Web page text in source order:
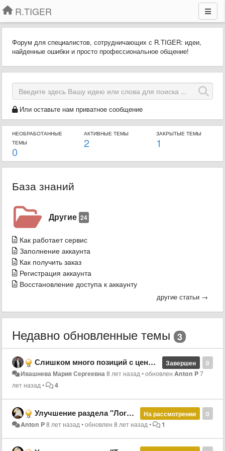
R.TIGER
Форум для специалистов, сотрудничающих с R.TIGER: идеи,
найденные ошибки и просто профессиональное общение!
Или оставьте нам приватное сообщение
НЕОБРАБОТАННЫЕ
ТЕМЫ
0
АКТИВНЫЕ ТЕМЫ
2
ЗАКРЫТЫЕ ТЕМЫ
1
База знаний
Другие 24
Как работает сервис
Заполнение аккаунта
Как получить заказ
Регистрация аккаунта
Восстановление доступа к аккаунту
другие статьи →
Недавно обновленные темы 3
0
Завершен
Слишком много позиций с ценообразованием
Ивашнева Мария Сергеевна8 лет назад•обновленAnton P7
лет назад• 4
0
На рассмотрении
Улучшение раздела "Логистические услуги"
Anton P8 лет назад•обновлен8 лет назад• 1